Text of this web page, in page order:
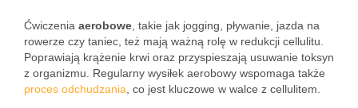
Ćwiczenia aerobowe , takie jak jogging, pływanie, jazda na
rowerze czy taniec, też mają ważną rolę w redukcji cellulitu.
Poprawiają krążenie krwi oraz przyspieszają usuwanie toksyn
z organizmu. Regularny wysiłek aerobowy wspomaga także
proces odchudzania , co jest kluczowe w walce z cellulitem.